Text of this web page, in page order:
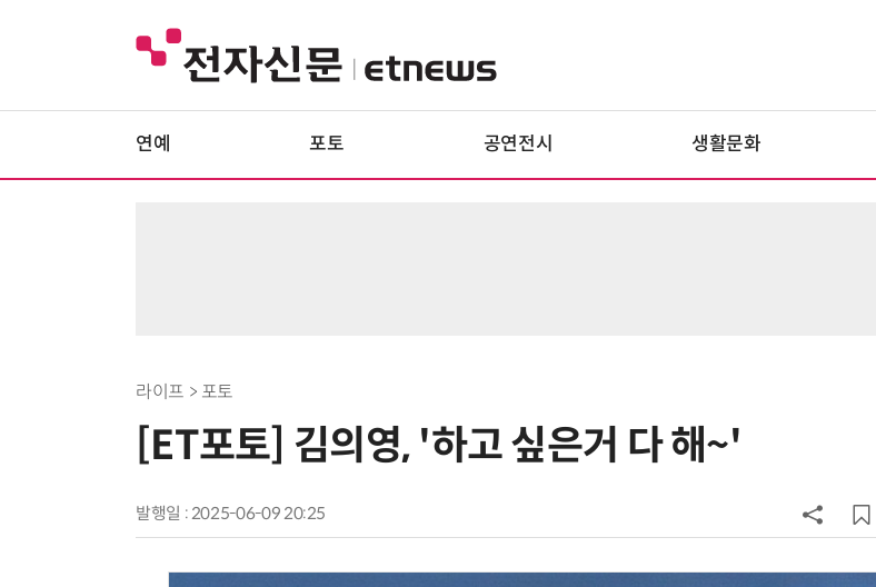
연예 포토 공연전시 생활문화
라이프 > 포토
[ET포토] 김의영, '하고 싶은거 다 해~'
발행일 : 2025-06-09 20:25